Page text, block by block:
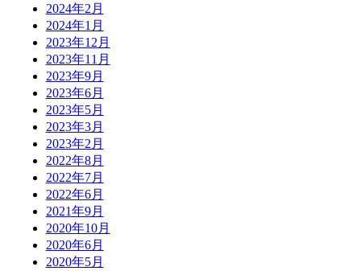
2024年2月
2024年1月
2023年12月
2023年11月
2023年9月
2023年6月
2023年5月
2023年3月
2023年2月
2022年8月
2022年7月
2022年6月
2021年9月
2020年10月
2020年6月
2020年5月